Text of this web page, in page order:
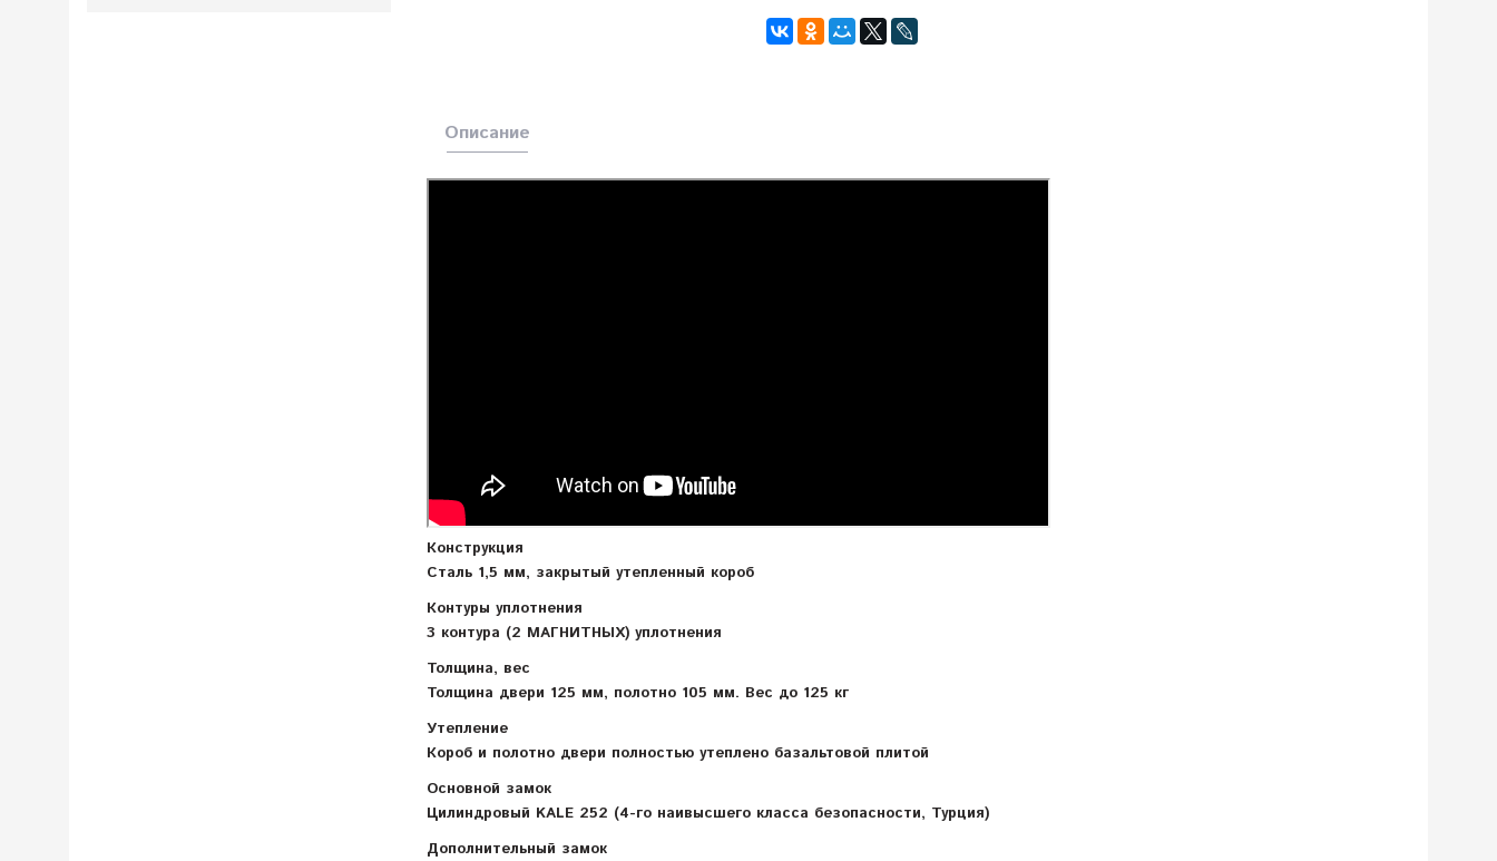
Описание
Конструкция
Сталь 1,5 мм, закрытый утепленный короб
Контуры уплотнения
3 контура (2 МАГНИТНЫХ) уплотнения
Толщина, вес
Толщина двери 125 мм, полотно 105 мм. Вес до 125 кг
Утепление
Короб и полотно двери полностью утеплено базальтовой плитой
Основной замок
Цилиндровый KALE 252 (4-го наивысшего класса безопасности, Турция)
Дополнительный замок